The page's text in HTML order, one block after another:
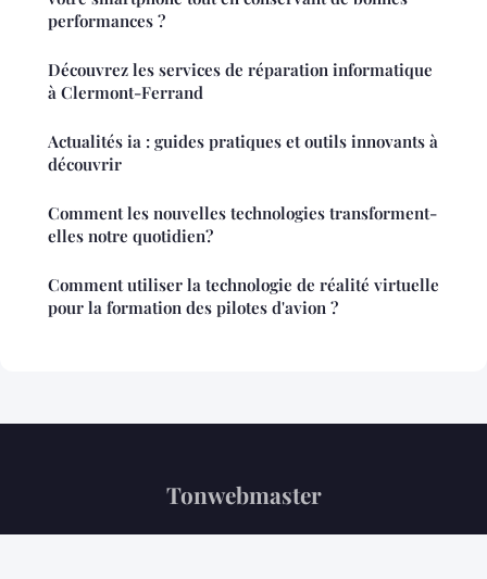
performances ?
Découvrez les services de réparation informatique
à Clermont-Ferrand
Actualités ia : guides pratiques et outils innovants à
découvrir
Comment les nouvelles technologies transforment-
elles notre quotidien?
Comment utiliser la technologie de réalité virtuelle
pour la formation des pilotes d'avion ?
Tonwebmaster